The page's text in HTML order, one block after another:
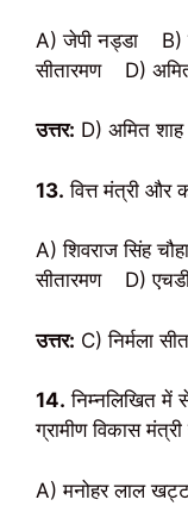
A) जेपी नड्डा B)
सीतारमण D)
उत्तर: D) अमित शाह
13. वित्त मंत्री और
A) शिवराज सिंह
सीतारमण D) एचडी
उत्तर: C) निर्मला
14. निम्नलिखित में
ग्रामीण विकास
A) मनोहर लाल